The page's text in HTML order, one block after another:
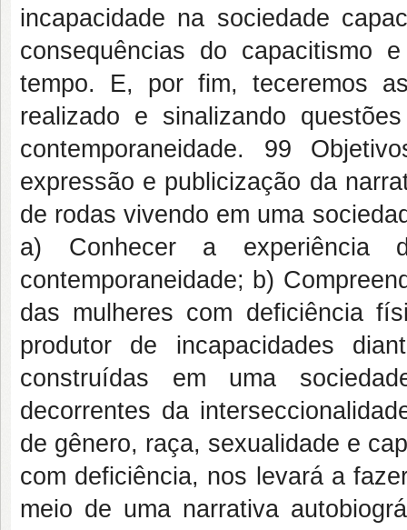
incapacidade na sociedade
consequências do capacitismo
tempo. E, por fim, teceremos
realizado e sinalizando
contemporaneidade. 99
expressão e publicização da
de rodas vivendo em uma
a) Conhecer a
contemporaneidade; b)
das mulheres com deficiência
produtor de incapacidades
construídas em uma
decorrentes da
de gênero, raça, sexualidade e
com deficiência, nos levará a
meio de uma narrativa